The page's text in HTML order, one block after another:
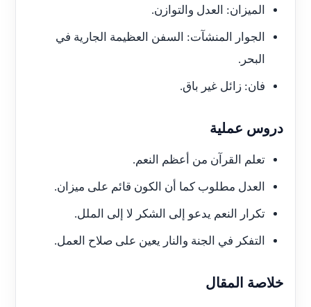
الميزان: العدل والتوازن.
الجوار المنشآت: السفن العظيمة الجارية في
البحر.
فان: زائل غير باق.
دروس عملية
تعلم القرآن من أعظم النعم.
العدل مطلوب كما أن الكون قائم على ميزان.
تكرار النعم يدعو إلى الشكر لا إلى الملل.
التفكر في الجنة والنار يعين على صلاح العمل.
خلاصة المقال